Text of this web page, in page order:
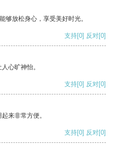
够放松身心，享受美好时光。
支持[0] 反对[0]
心旷神怡。
支持[0] 反对[0]
来非常方便。
支持[0] 反对[0]